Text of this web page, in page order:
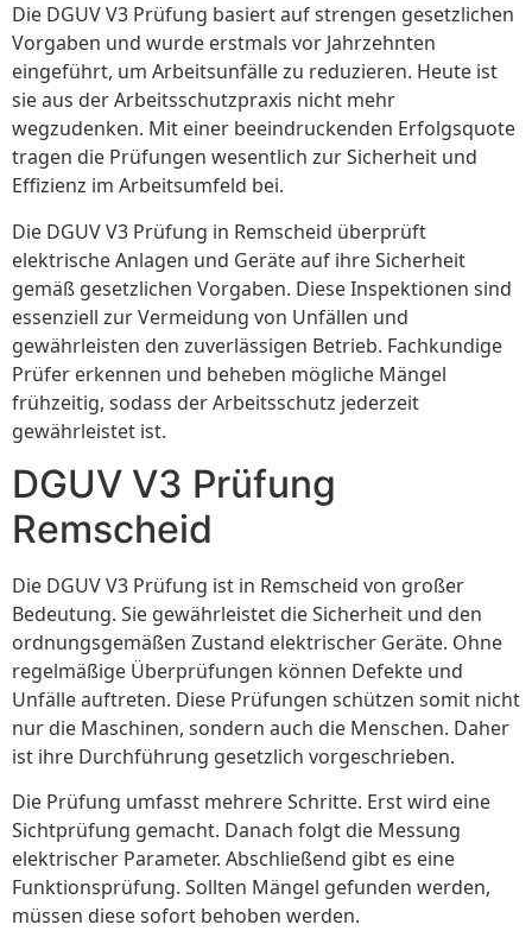
Die DGUV V3 Prüfung basiert auf strengen gesetzlichen
Vorgaben und wurde erstmals vor Jahrzehnten
eingeführt, um Arbeitsunfälle zu reduzieren. Heute ist
sie aus der Arbeitsschutzpraxis nicht mehr
wegzudenken. Mit einer beeindruckenden Erfolgsquote
tragen die Prüfungen wesentlich zur Sicherheit und
Effizienz im Arbeitsumfeld bei.
Die DGUV V3 Prüfung in Remscheid überprüft
elektrische Anlagen und Geräte auf ihre Sicherheit
gemäß gesetzlichen Vorgaben. Diese Inspektionen sind
essenziell zur Vermeidung von Unfällen und
gewährleisten den zuverlässigen Betrieb. Fachkundige
Prüfer erkennen und beheben mögliche Mängel
frühzeitig, sodass der Arbeitsschutz jederzeit
gewährleistet ist.
DGUV V3 Prüfung
Remscheid
Die DGUV V3 Prüfung ist in Remscheid von großer
Bedeutung. Sie gewährleistet die Sicherheit und den
ordnungsgemäßen Zustand elektrischer Geräte. Ohne
regelmäßige Überprüfungen können Defekte und
Unfälle auftreten. Diese Prüfungen schützen somit nicht
nur die Maschinen, sondern auch die Menschen. Daher
ist ihre Durchführung gesetzlich vorgeschrieben.
Die Prüfung umfasst mehrere Schritte. Erst wird eine
Sichtprüfung gemacht. Danach folgt die Messung
elektrischer Parameter. Abschließend gibt es eine
Funktionsprüfung. Sollten Mängel gefunden werden,
müssen diese sofort behoben werden.